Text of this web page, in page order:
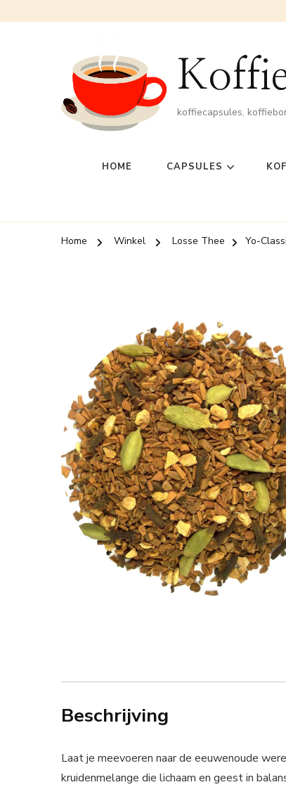
koffiecapsules,
HOME CAPSULES
Home Winkel Losse Thee Yo-
Beschrijving
Laat je meevoeren naar de eeuwenoude
kruidenmelange die lichaam en geest in